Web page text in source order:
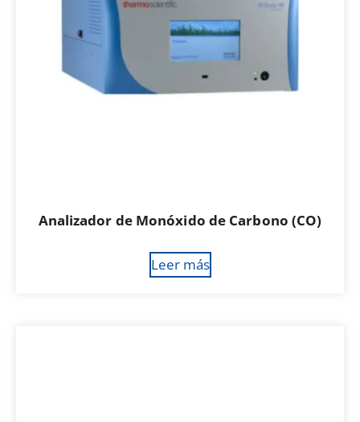
Analizador de Monóxido de Carbono (CO)
Leer más